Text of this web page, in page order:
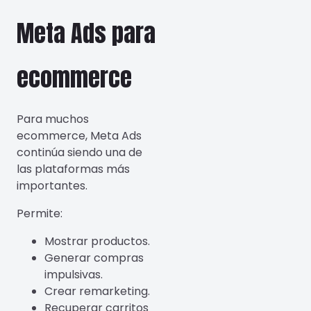
Meta Ads para
ecommerce
Para muchos
ecommerce, Meta Ads
continúa siendo una de
las plataformas más
importantes.
Permite:
Mostrar productos.
Generar compras
impulsivas.
Crear remarketing.